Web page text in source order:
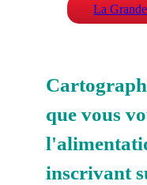
La
que vous
inscrivant